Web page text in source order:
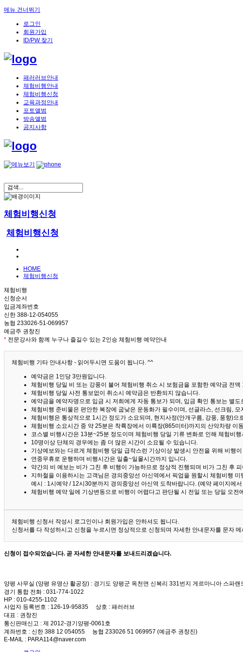
메뉴 건너뛰기
로그인
회원가입
ID/PW 찾기
패러러브안내
체험비행안내
체험비행신청
교육과정안내
포토앨범
방송앨범
공지사항
체험비행신청
체험비행신청
HOME
체험비행신청
체험비행
신청순서
입금계좌번호
신한 388-12-054055
농협 233026-51-069957
예금주 권창진
* 전문강사와 함께 누구나 즐길수 있는 2인승 체험비행 예약안내
체험비행 기타 안내사항 - 읽어두시면 도움이 됩니다. ^^
예약금은 1인당 3만원입니다.
체험비행 당일 비 또는 강풍이 불어 체험비행 취소 시 보험금을 포함한 예약금 전액
체험비행 당일 사전 통보없이 취소시 예약금은 반환되지 않습니다.
예약금을 예약자명으로 입금 시 저희에게 자동 통보가 되며, 입금 확인 통보는 별도
체험비행 준비물은 편안한 복장에 굽낮은 운동화가 필수이며, 선글라스, 선크림, 모
체험비행은 통상적으로 1시간 정도가 소요되며, 현지사정(안개구름, 강풍, 풍향)으
체험비행 소요시간 중 약 25분은 착륙장에서 이륙장(865미터)까지의 산악차량 이
코스별 비행시간은 13분~25분 정도이며 체험비행 당일 기류 변화로 인해 체험비
10명이상 단체의 경우에는 좀 더 많은 시간이 소요될 수 있습니다.
기상예보와는 다르게 체험비행 당일 급작스런 기상이상 발생시 안전을 위해 비행이
연중무휴로 운행하며 비행시간은 일출~일몰시간까지 입니다.
약간의 비 예보는 비가 그친 후 비행이 가능하므로 정상적 진행되며 비가 그친 후
지하철을 이용하시는 고객님은 경의중앙선 아신역에서 픽업을 원할시 체험비행
예시 : 1시예약 / 12시30분까지 경의중앙선 아신역 도착바랍니다. (예약 페이지에
체험비행 예약 일에 기상변동으로 비행이 어렵다고 판단될 시 전일 또는 당일 오
체험비행 신청서 작성시 로그인이나 회원가입은 안하셔도 됩니다.
신청서를 다 작성하시고 신청을 누르시면 정상적으로 신청되며 자세한 안내문자를 문자
신청이 접수되었습니다. 곧 자세한 안내문자를 보내드리겠습니다.
양평 사무실 (양평 유명산 활공장) : 경기도 양평군 옥천면 신복리 331번지 게르마니아 스파
경기 통합 전화 : 031-774-1022
HP : 010-4255-1102
사업자 등록번호 : 126-19-95835 상호 : 패러러브
대표 : 권창진
통신판매신고 : 제 2012-경기양평-0061호
계좌번호 : 신한 388 12 054055 농협 233026 51 069957 (예금주 권창진)
E-MAIL : PARA114@naver.com